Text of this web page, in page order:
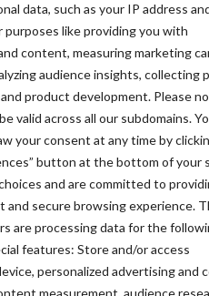
data, such as your IP address
purposes like providing you with
content, measuring marketing
audience insights, collecting
product development. Please
valid across all our subdomains.
your consent at any time by
button at the bottom of your
and are committed to
and secure browsing experience.
are processing data for the
features: Store and/or access
personalized advertising and
measurement, audience
keer organiseerde. Tien
deuren en verzorgden een
in de sector. ‘Koplopers
agrariër is van harte
te maken, samen te